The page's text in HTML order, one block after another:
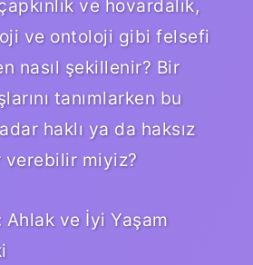
ve hovardalık,
ve ontoloji gibi felsefi
nasıl şekillenir? Bir
tanımlarken bu
haklı ya da haksız
verebilir miyiz?
ve İyi Yaşam